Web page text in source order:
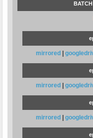
mirrored
mirrored
mirrored